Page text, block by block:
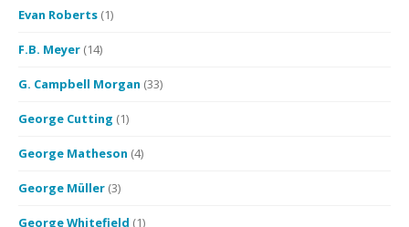
Evan Roberts (1)
F.B. Meyer (14)
G. Campbell Morgan (33)
George Cutting (1)
George Matheson (4)
George Müller (3)
George Whitefield (1)